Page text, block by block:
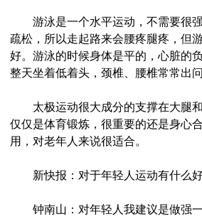
游泳是一个水平运动，不需要很强
疏松，所以走起路来会腰疼腿疼，但
好。游泳的时候身体是平的，心脏的
整天坐着低着头，颈椎、腰椎常常出
太极运动很大成分的支撑在大腿和
仅仅是体育锻炼，很重要的还是身心
用，对老年人来说很适合。
新快报：对于年轻人运动有什么好
钟南山：对年轻人我建议是做强一